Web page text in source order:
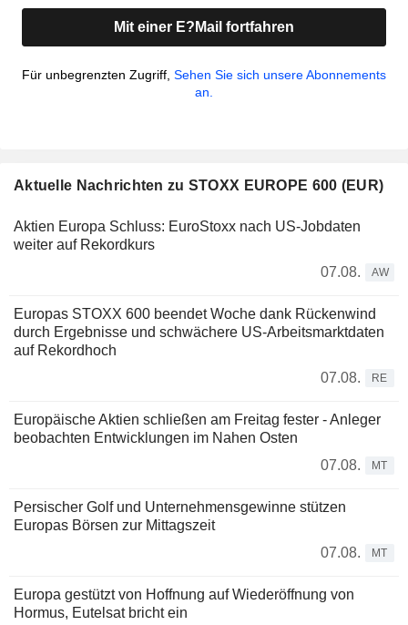
Mit einer E?Mail fortfahren
Für unbegrenzten Zugriff, Sehen Sie sich unsere Abonnements
an.
Aktuelle Nachrichten zu STOXX EUROPE 600 (EUR)
Aktien Europa Schluss: EuroStoxx nach US-Jobdaten
weiter auf Rekordkurs
07.08.
AW
Europas STOXX 600 beendet Woche dank Rückenwind
durch Ergebnisse und schwächere US-Arbeitsmarktdaten
auf Rekordhoch
07.08.
RE
Europäische Aktien schließen am Freitag fester - Anleger
beobachten Entwicklungen im Nahen Osten
07.08.
MT
Persischer Golf und Unternehmensgewinne stützen
Europas Börsen zur Mittagszeit
07.08.
MT
Europa gestützt von Hoffnung auf Wiederöffnung von
Hormus, Eutelsat bricht ein